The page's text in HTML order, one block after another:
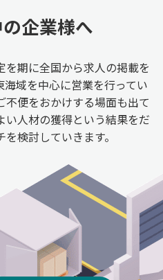
企業様へ
を期に全国から求人の掲載を
域を中心に営業を行ってい
不便をおかけする場面も出て
い人材の獲得という結果をだ
検討していきます。